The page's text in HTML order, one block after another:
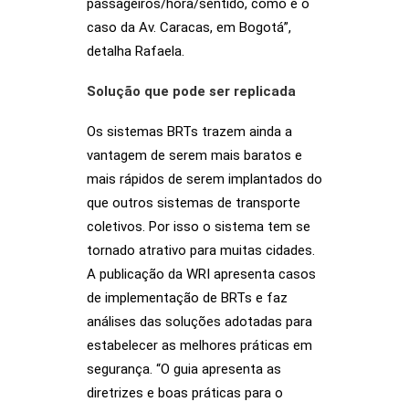
passageiros/hora/sentido, como é o
caso da Av. Caracas, em Bogotá”,
detalha Rafaela.
Solução que pode ser replicada
Os sistemas BRTs trazem ainda a
vantagem de serem mais baratos e
mais rápidos de serem implantados do
que outros sistemas de transporte
coletivos. Por isso o sistema tem se
tornado atrativo para muitas cidades.
A publicação da WRI apresenta casos
de implementação de BRTs e faz
análises das soluções adotadas para
estabelecer as melhores práticas em
segurança. “O guia apresenta as
diretrizes e boas práticas para o